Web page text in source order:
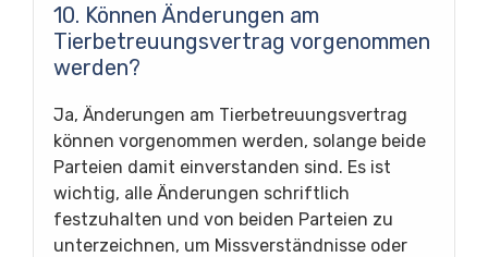
10. Können Änderungen am
Tierbetreuungsvertrag vorgenommen
werden?
Ja, Änderungen am Tierbetreuungsvertrag
können vorgenommen werden, solange beide
Parteien damit einverstanden sind. Es ist
wichtig, alle Änderungen schriftlich
festzuhalten und von beiden Parteien zu
unterzeichnen, um Missverständnisse oder